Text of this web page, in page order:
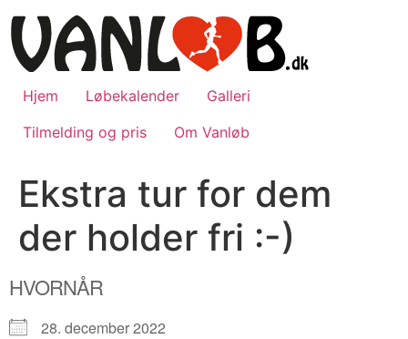
til
indhold
Hjem Løbekalender
Galleri
Tilmelding og pris
Om Vanløb
Ekstra tur for dem
der holder fri :-)
HVORNÅR
28. december 2022